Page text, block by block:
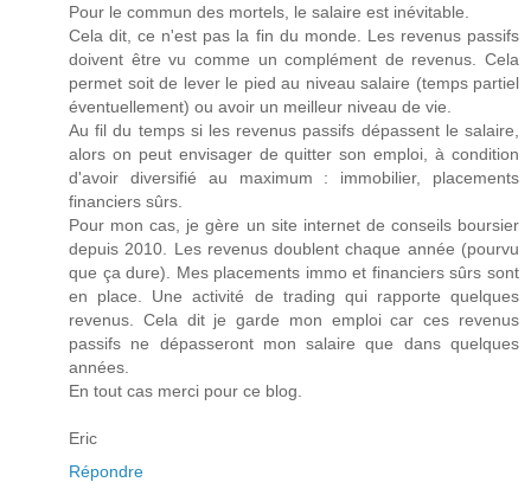
Pour le commun des mortels, le salaire est inévitable.
Cela dit, ce n'est pas la fin du monde. Les revenus passifs
doivent être vu comme un complément de revenus. Cela
permet soit de lever le pied au niveau salaire (temps partiel
éventuellement) ou avoir un meilleur niveau de vie.
Au fil du temps si les revenus passifs dépassent le salaire,
alors on peut envisager de quitter son emploi, à condition
d'avoir diversifié au maximum : immobilier, placements
financiers sûrs.
Pour mon cas, je gère un site internet de conseils boursier
depuis 2010. Les revenus doublent chaque année (pourvu
que ça dure). Mes placements immo et financiers sûrs sont
en place. Une activité de trading qui rapporte quelques
revenus. Cela dit je garde mon emploi car ces revenus
passifs ne dépasseront mon salaire que dans quelques
années.
En tout cas merci pour ce blog.
Eric
Répondre